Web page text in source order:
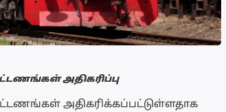
அதிகரிப்பு
அதிகரிக்கப்பட்டுள்ளதாக